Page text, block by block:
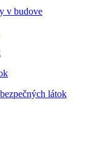
v budove
látok